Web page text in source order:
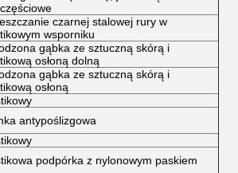
czarnej stalowej rury w
wsporniku
gąbka ze sztuczną skórą i
osłoną dolną
gąbka ze sztuczną skórą i
osłoną
antypoślizgowa
podpórka z nylonowym paskiem